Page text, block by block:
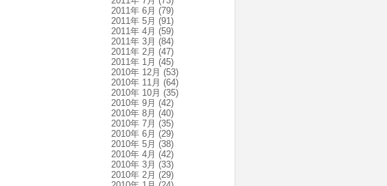
2011年 6月 (79)
2011年 5月 (91)
2011年 4月 (59)
2011年 3月 (84)
2011年 2月 (47)
2011年 1月 (45)
2010年 12月 (53)
2010年 11月 (64)
2010年 10月 (35)
2010年 9月 (42)
2010年 8月 (40)
2010年 7月 (35)
2010年 6月 (29)
2010年 5月 (38)
2010年 4月 (42)
2010年 3月 (33)
2010年 2月 (29)